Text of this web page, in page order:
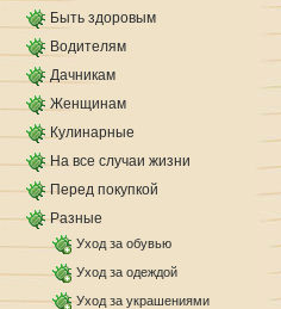
Быть здоровым
Водителям
Дачникам
Женщинам
Кулинарные
На все случаи жизни
Перед покупкой
Разные
Уход за обувью
Уход за одеждой
Уход за украшениями